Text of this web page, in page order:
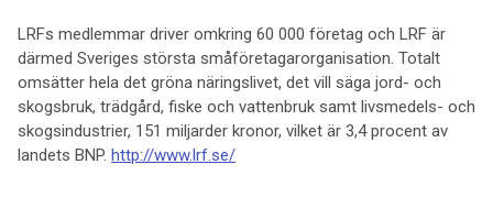
LRFs medlemmar driver omkring 60 000 företag och LRF är
därmed Sveriges största småföretagarorganisation. Totalt
omsätter hela det gröna näringslivet, det vill säga jord- och
skogsbruk, trädgård, fiske och vattenbruk samt livsmedels- och
skogsindustrier, 151 miljarder kronor, vilket är 3,4 procent av
landets BNP. http://www.lrf.se/